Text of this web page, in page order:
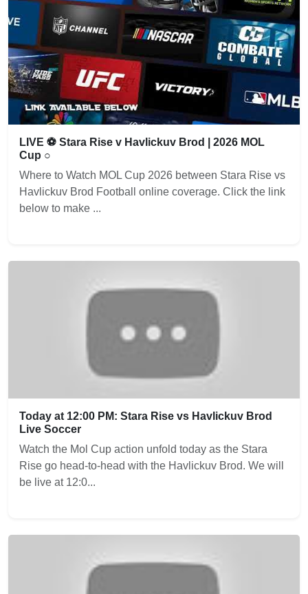
LIVE ⚽ Stara Rise v Havlickuv Brod | 2026 MOL
Cup ○
Where to Watch MOL Cup 2026 between Stara Rise vs
Havlickuv Brod Football online coverage. Click the link
below to make ...
Today at 12:00 PM: Stara Rise vs Havlickuv Brod
Live Soccer
Watch the Mol Cup action unfold today as the Stara
Rise go head-to-head with the Havlickuv Brod. We will
be live at 12:0...